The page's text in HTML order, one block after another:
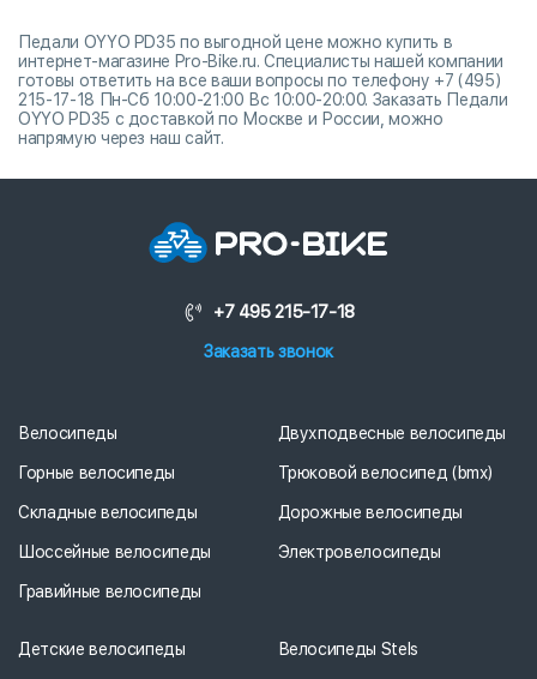
Педали OYYO PD35 по выгодной цене можно купить в
интернет-магазине Pro-Bike.ru. Специалисты нашей компании
готовы ответить на все ваши вопросы по телефону +7 (495)
215-17-18 Пн-Сб 10:00-21:00 Вс 10:00-20:00. Заказать Педали
OYYO PD35 с доставкой по Москве и России, можно
напрямую через наш сайт.
+7 495 215-17-18
Заказать звонок
Велосипеды
Горные велосипеды
Складные велосипеды
Шоссейные велосипеды
Гравийные велосипеды
Двухподвесные велосипеды
Трюковой велосипед (bmx)
Дорожные велосипеды
Электровелосипеды
Детские велосипеды Велосипеды Stels